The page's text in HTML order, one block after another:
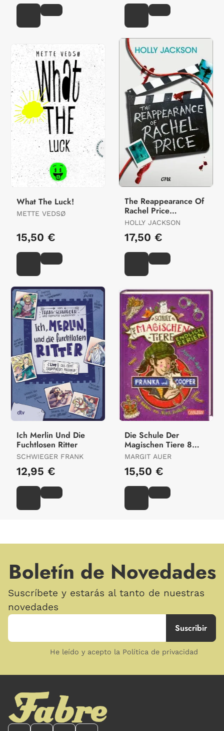
What The Luck!
METTE VEDSØ
15,50 €
The Reappearance Of
Rachel Price
(Deutsche Ausgabe)
HOLLY JACKSON
17,50 €
Ich Merlin Und Die
Fuchtlosen Ritter
SCHWIEGER FRANK
12,95 €
Die Schule Der
Magischen Tiere 8
Endlich Ferien Franka
MARGIT AUER
15,50 €
Boletín de Novedades
Suscríbete y estarás al tanto de nuestras
novedades
He leído y acepto la Política de privacidad